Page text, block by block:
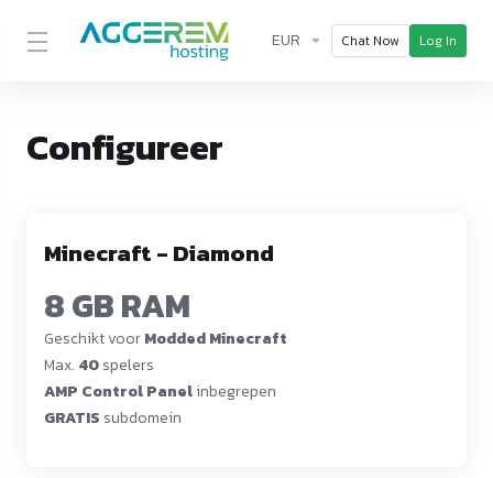
EUR Chat Now Log In
Configureer
Minecraft - Diamond
8 GB RAM
Geschikt voorModded Minecraft
Max. 40spelers
AMP Control Panelinbegrepen
GRATIS subdomein